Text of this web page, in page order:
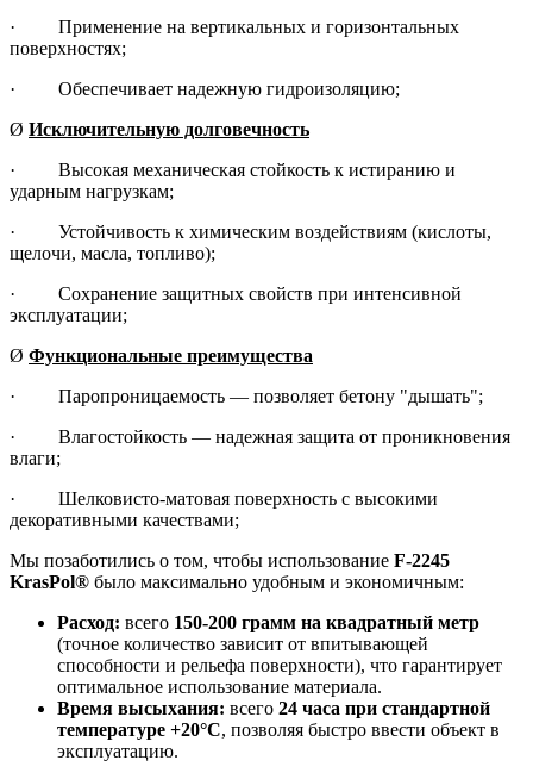
· Применение на вертикальных и горизонтальных
поверхностях;
· Обеспечивает надежную гидроизоляцию;
Ø Исключительную долговечность
· Высокая механическая стойкость к истиранию и
ударным нагрузкам;
· Устойчивость к химическим воздействиям (кислоты,
щелочи, масла, топливо);
· Сохранение защитных свойств при интенсивной
эксплуатации;
Ø Функциональные преимущества
· Паропроницаемость — позволяет бетону "дышать";
· Влагостойкость — надежная защита от проникновения
влаги;
· Шелковисто-матовая поверхность с высокими
декоративными качествами;
Мы позаботились о том, чтобы использование F-2245
KrasPol® было максимально удобным и экономичным:
Расход: всего 150-200 грамм на квадратный метр
(точное количество зависит от впитывающей
способности и рельефа поверхности), что гарантирует
оптимальное использование материала.
Время высыхания: всего 24 часа при стандартной
температуре +20°C, позволяя быстро ввести объект в
эксплуатацию.